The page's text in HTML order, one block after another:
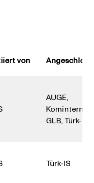
von
AUGE,
Komintern,
GLB, Türk-IS
Türk-IS